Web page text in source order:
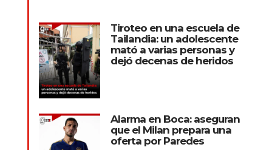
Tiroteo en una escuela de
Tailandia: un adolescente
mató a varias personas y
dejó decenas de heridos
Alarma en Boca: aseguran
que el Milan prepara una
oferta por Paredes